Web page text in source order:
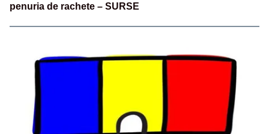
penuria de rachete – SURSE